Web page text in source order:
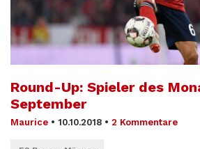
Round-Up: Spieler des
September
Maurice • 10.10.2018 • 2 Kommentare